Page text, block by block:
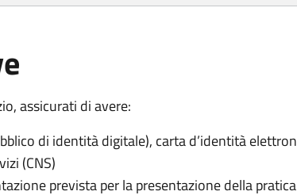
assicurati di avere:
di identità digitale), carta d’identità
(CNS)
prevista per la presentazione della